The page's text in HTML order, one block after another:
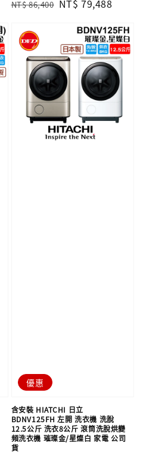
Regular
NT$ 86,400 Sale
NT$ 79,488
優惠
含安裝 HIATCHI 日立
BDNV125FH 左開 洗衣機 洗脫
12.5公斤 洗衣8公斤 滾筒洗脫烘變
頻洗衣機 璀璨金/星燦白 家電 公司
貨